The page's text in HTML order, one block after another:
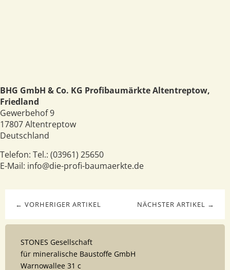
BHG GmbH & Co. KG Profibaumärkte Altentreptow,
Friedland
Gewerbehof 9
17807Altentreptow
Deutschland
Telefon: Tel.: (03961) 25650
E-Mail: info@die-profi-baumaerkte.de
NÄCHSTER ARTIKEL →
← VORHERIGER ARTIKEL
STONES Gesellschaft
für mineralische Baustoffe GmbH
Warnowallee 31 c